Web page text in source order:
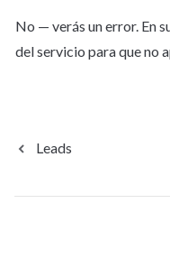
No — verás un error. En
del servicio para que no
Leads